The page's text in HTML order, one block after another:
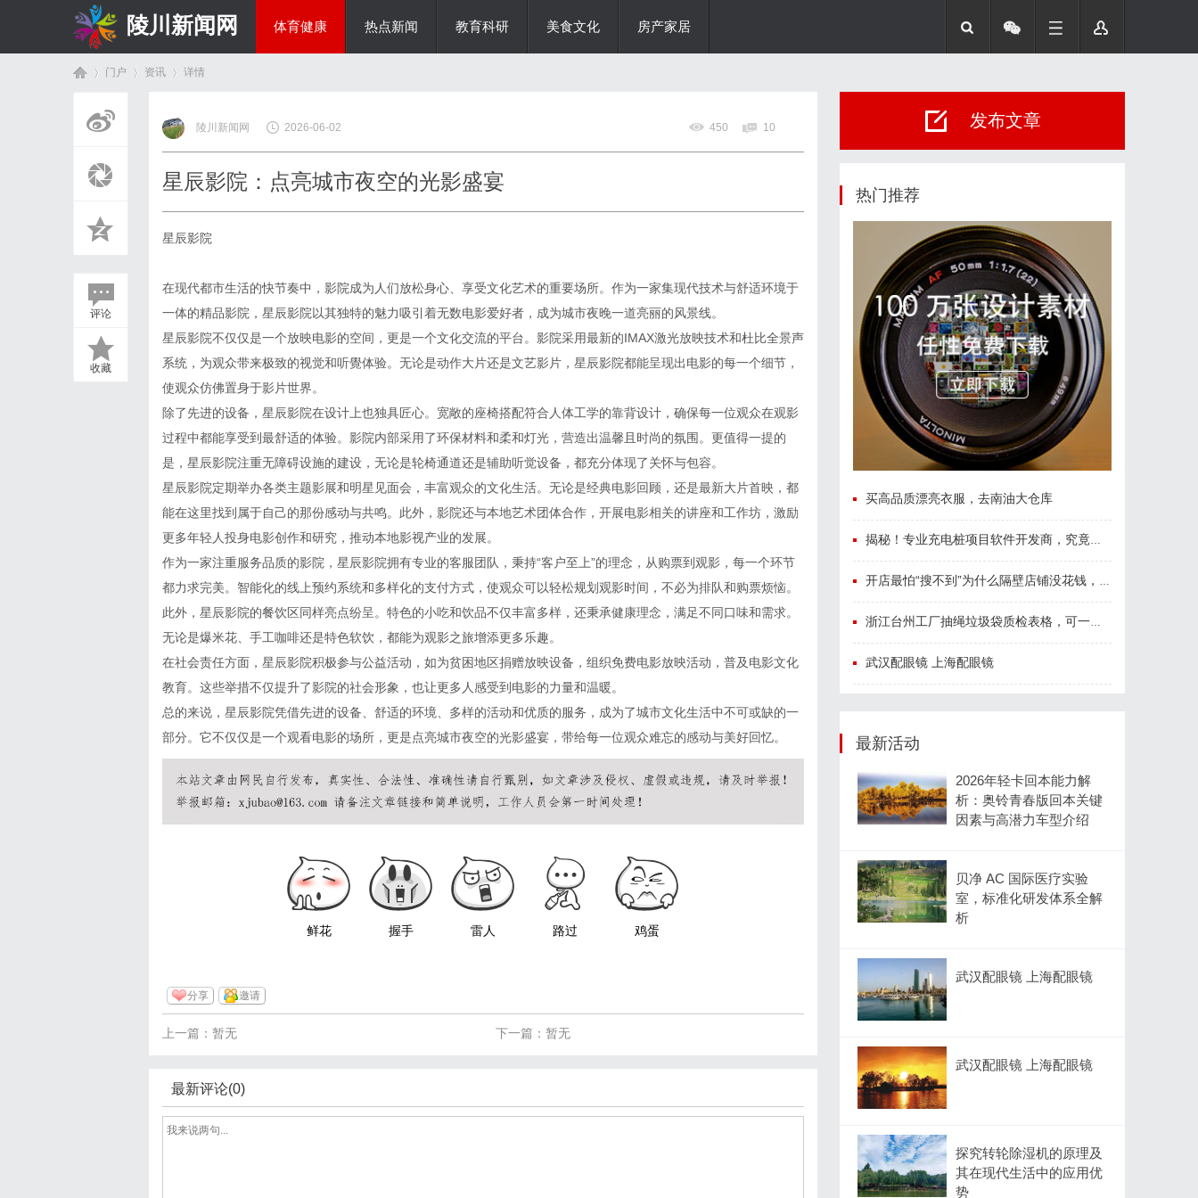
陵川新闻网 体育健康 热点新闻 教育科研 美食文化 房产家居
门户 资讯
›
详情
评论
收藏
陵川新闻网 2026-06-02 450 10
星辰影院：点亮城市夜空的光影盛宴
星辰影院
在现代都市生活的快节奏中，影院成为人们放松身心、享受文化艺术的重要场所。作为一家集现代技术与舒适环境于
一体的精品影院，星辰影院以其独特的魅力吸引着无数电影爱好者，成为城市夜晚一道亮丽的风景线。
星辰影院不仅仅是一个放映电影的空间，更是一个文化交流的平台。影院采用最新的IMAX激光放映技术和杜比全景声
系统，为观众带来极致的视觉和听覺体验。无论是动作大片还是文艺影片，星辰影院都能呈现出电影的每一个细节，
使观众仿佛置身于影片世界。
除了先进的设备，星辰影院在设计上也独具匠心。宽敞的座椅搭配符合人体工学的靠背设计，确保每一位观众在观影
过程中都能享受到最舒适的体验。影院内部采用了环保材料和柔和灯光，营造出温馨且时尚的氛围。更值得一提的
是，星辰影院注重无障碍设施的建设，无论是轮椅通道还是辅助听觉设备，都充分体现了关怀与包容。
星辰影院定期举办各类主题影展和明星见面会，丰富观众的文化生活。无论是经典电影回顾，还是最新大片首映，都
能在这里找到属于自己的那份感动与共鸣。此外，影院还与本地艺术团体合作，开展电影相关的讲座和工作坊，激励
更多年轻人投身电影创作和研究，推动本地影视产业的发展。
作为一家注重服务品质的影院，星辰影院拥有专业的客服团队，秉持“客户至上”的理念，从购票到观影，每一个环节
都力求完美。智能化的线上预约系统和多样化的支付方式，使观众可以轻松规划观影时间，不必为排队和购票烦恼。
此外，星辰影院的餐饮区同样亮点纷呈。特色的小吃和饮品不仅丰富多样，还秉承健康理念，满足不同口味和需求。
无论是爆米花、手工咖啡还是特色软饮，都能为观影之旅增添更多乐趣。
在社会责任方面，星辰影院积极参与公益活动，如为贫困地区捐赠放映设备，组织免费电影放映活动，普及电影文化
教育。这些举措不仅提升了影院的社会形象，也让更多人感受到电影的力量和温暖。
总的来说，星辰影院凭借先进的设备、舒适的环境、多样的活动和优质的服务，成为了城市文化生活中不可或缺的一
部分。它不仅仅是一个观看电影的场所，更是点亮城市夜空的光影盛宴，带给每一位观众难忘的感动与美好回忆。
鲜花 握手 雷人 路过 鸡蛋
分享 邀请
下一篇：暂无
上一篇：暂无
最新评论(0)
发布文章
热门推荐
买高品质漂亮衣服，去南油大仓库
揭秘！专业充电桩项目软件开发商，究竟藏着哪些行业秘诀？
开店最怕“搜不到”为什么隔壁店铺没花钱，ai却天天给他免费派单？
浙江台州工厂抽绳垃圾袋质检表格，可一键套用
武汉配眼镜 上海配眼镜
最新活动
2026年轻卡回本能力解
析：奥铃青春版回本关键
因素与高潜力车型介绍
贝净 AC 国际医疗实验
室，标准化研发体系全解
析
武汉配眼镜 上海配眼镜
武汉配眼镜 上海配眼镜
探究转轮除湿机的原理及
其在现代生活中的应用优
势